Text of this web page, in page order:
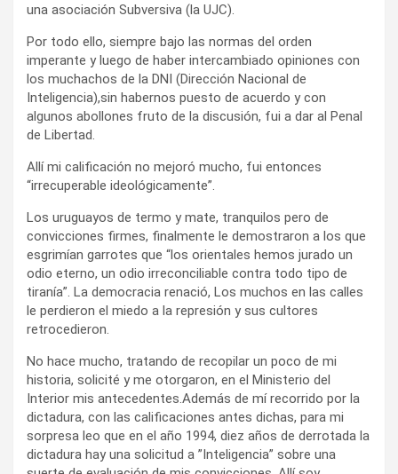
una asociación Subversiva (la UJC).
Por todo ello, siempre bajo las normas del orden
imperante y luego de haber intercambiado opiniones con
los muchachos de la DNI (Dirección Nacional de
Inteligencia),sin habernos puesto de acuerdo y con
algunos abollones fruto de la discusión, fui a dar al Penal
de Libertad.
Allí mi calificación no mejoró mucho, fui entonces
“irrecuperable ideológicamente”.
Los uruguayos de termo y mate, tranquilos pero de
convicciones firmes, finalmente le demostraron a los que
esgrimían garrotes que “los orientales hemos jurado un
odio eterno, un odio irreconciliable contra todo tipo de
tiranía”. La democracia renació, Los muchos en las calles
le perdieron el miedo a la represión y sus cultores
retrocedieron.
No hace mucho, tratando de recopilar un poco de mi
historia, solicité y me otorgaron, en el Ministerio del
Interior mis antecedentes.Además de mí recorrido por la
dictadura, con las calificaciones antes dichas, para mi
sorpresa leo que en el año 1994, diez años de derrotada la
dictadura hay una solicitud a ”Inteligencia” sobre una